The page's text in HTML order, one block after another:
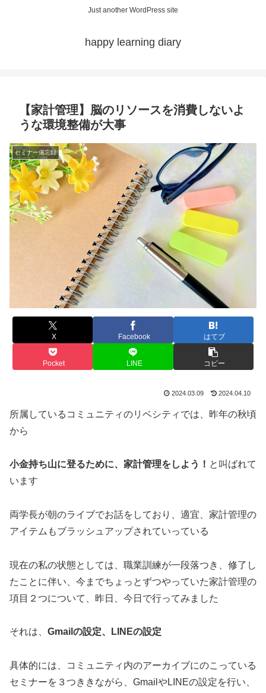
Just another WordPress site
happy learning diary
【家計管理】脳のリソースを消費しないよ
うな環境整備が大事
セミナー備忘録
X Facebook はてブ
Pocket LINE コピー
2024.03.09 2024.04.10
所属しているコミュニティのリベシティでは、昨年の秋頃
から
小金持ち山に登るために、家計管理をしよう！ と叫ばれて
います
両学長が朝のライブでお話をしており、適宜、家計管理の
アイテムもブラッシュアップされていっている
現在の私の状態としては、職業訓練が一段落つき、修了し
たことに伴い、今までちょっとずつやっていた家計管理の
項目２つについて、昨日、今日で行ってみました
それは、 Gmailの設定、LINEの設定
具体的には、コミュニティ内のアーカイブにのこっている
セミナーを３つききながら、GmailやLINEの設定を行い、